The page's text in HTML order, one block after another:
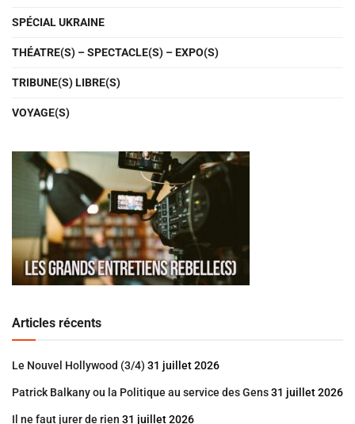
SPÉCIAL UKRAINE
THÉATRE(S) – SPECTACLE(S) – EXPO(S)
TRIBUNE(S) LIBRE(S)
VOYAGE(S)
Articles récents
Le Nouvel Hollywood (3/4) 31 juillet 2026
Patrick Balkany ou la Politique au service des Gens31 juillet 2026
Il ne faut jurer de rien 31 juillet 2026